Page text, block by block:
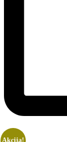
Akcija!